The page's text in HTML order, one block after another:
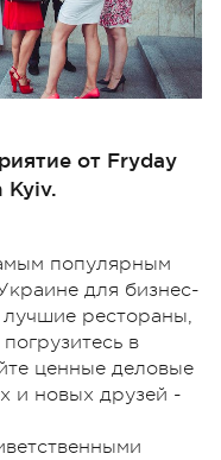
от Fryday
Kyiv.
популярным
для бизнес-
рестораны,
в
ценные деловые
и новых друзей -